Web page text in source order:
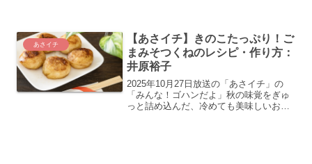
あさイチ
【あさイチ】きのこたっぷり！ご
まみそつくねのレシピ・作り方：
井原裕子
2025年10月27日放送の「あさイチ」の
「みんな！ゴハンだよ」秋の味覚をぎゅ
っと詰め込んだ、冷めても美味しいお弁